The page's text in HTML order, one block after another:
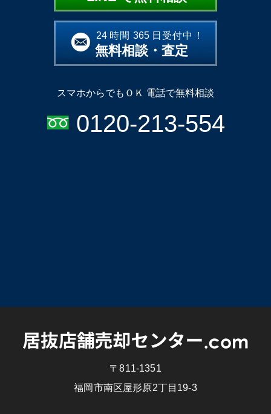
24 時間 365 日受付中！
無料相談・査定
スマホからでもＯＫ 電話で無料相談
0120-213-554
〒811-1351
福岡市南区屋形原2丁目19-3